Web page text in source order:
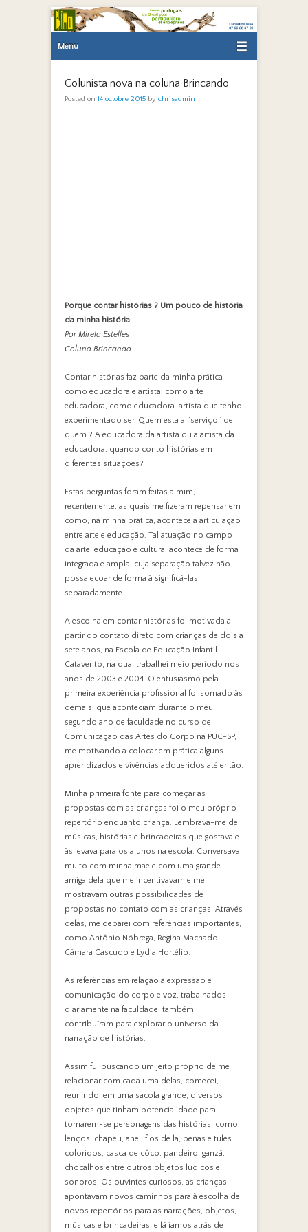
Menu
Colunista nova na coluna Brincando
Posted on 14 octobre 2015 by chrisadmin
Porque contar histórias ? Um pouco de história
da minha história
Por Mirela Estelles
Coluna Brincando
Contar histórias faz parte da minha prática
como educadora e artista, como arte
educadora, como educadora-artista que tenho
experimentado ser. Quem esta a “serviço” de
quem ? A educadora da artista ou a artista da
educadora, quando conto histórias em
diferentes situações?
Estas perguntas foram feitas a mim,
recentemente, as quais me fizeram repensar em
como, na minha prática, acontece a articulação
entre arte e educação. Tal atuação no campo
da arte, educação e cultura, acontece de forma
integrada e ampla, cuja separação talvez não
possa ecoar de forma à significá-las
separadamente.
A escolha em contar histórias foi motivada a
partir do contato direto com crianças de dois a
sete anos, na Escola de Educação Infantil
Catavento, na qual trabalhei meio período nos
anos de 2003 e 2004. O entusiasmo pela
primeira experiência profissional foi somado às
demais, que aconteciam durante o meu
segundo ano de faculdade no curso de
Comunicação das Artes do Corpo na PUC-SP,
me motivando a colocar em prática alguns
aprendizados e vivências adqueridos até então.
Minha primeira fonte para começar as
propostas com as crianças foi o meu próprio
repertório enquanto criança. Lembrava-me de
músicas, histórias e brincadeiras que gostava e
às levava para os alunos na escola. Conversava
muito com minha mãe e com uma grande
amiga dela que me incentivavam e me
mostravam outras possibilidades de
propostas no contato com as crianças. Através
delas, me deparei com referências importantes,
como Antônio Nóbrega, Regina Machado,
Câmara Cascudo e Lydia Hortélio.
As referências em relação à expressão e
comunicação do corpo e voz, trabalhados
diariamente na faculdade, também
contribuíram para explorar o universo da
narração de histórias.
Assim fui buscando um jeito próprio de me
relacionar com cada uma delas, comecei,
reunindo, em uma sacola grande, diversos
objetos que tinham potencialidade para
tornarem-se personagens das histórias, como
lenços, chapéu, anel, fios de lã, penas e tules
coloridos, casca de côco, pandeiro, ganzá,
chocalhos entre outros objetos lúdicos e
sonoros. Os ouvintes curiosos, as crianças,
apontavam novos caminhos para à escolha de
novos repertórios para as narrações, objetos,
músicas e brincadeiras; e lá íamos atrás de